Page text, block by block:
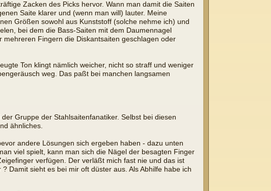
Zacken des Picks hervor. Wann man damit die Saiten
Saite klarer und (wenn man will) lauter. Meine
Größen sowohl aus Kunststoff (solche nehme ich) und
bei dem die Bass-Saiten mit dem Daumennagel
Fingern die Diskantsaiten geschlagen oder
Ton klingt nämlich weicher, nicht so straff und weniger
weg. Das paßt bei manchen langsamen
Gruppe der Stahlsaitenfanatiker. Selbst bei diesen
ähnliches.
andere Lösungen sich ergeben haben - dazu unten
viel spielt, kann man sich die Nägel der besagten Finger
verfügen. Der verläßt mich fast nie und das ist
Damit sieht es bei mir oft düster aus. Als Abhilfe habe ich